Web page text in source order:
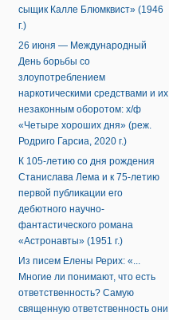
сыщик Калле Блюмквист» (1946
г.)
26 июня — Международный
День борьбы со
злоупотреблением
наркотическими средствами и их
незаконным оборотом: х/ф
«Четыре хороших дня» (реж.
Родриго Гарсиа, 2020 г.)
К 105-летию со дня рождения
Станислава Лема и к 75-летию
первой публикации его
дебютного научно-
фантастического романа
«Астронавты» (1951 г.)
Из писем Елены Рерих: «...
Многие ли понимают, что есть
ответственность? Самую
священную ответственность они